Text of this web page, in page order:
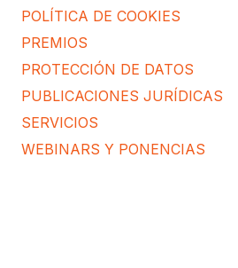
POLÍTICA DE COOKIES
PREMIOS
PROTECCIÓN DE DATOS
PUBLICACIONES JURÍDICAS
SERVICIOS
WEBINARS Y PONENCIAS